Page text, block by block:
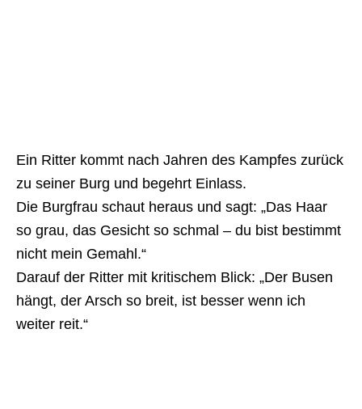
Ein Ritter kommt nach Jahren des Kampfes zurück
zu seiner Burg und begehrt Einlass.
Die Burgfrau schaut heraus und sagt: „Das Haar
so grau, das Gesicht so schmal – du bist bestimmt
nicht mein Gemahl.“
Darauf der Ritter mit kritischem Blick: „Der Busen
hängt, der Arsch so breit, ist besser wenn ich
weiter reit.“